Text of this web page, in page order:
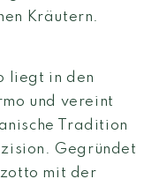
Kräutern.
liegt in den
und vereint
Tradition
Gegründet
mit der